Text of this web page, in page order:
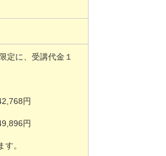
定に、受講代金１
円
円
。